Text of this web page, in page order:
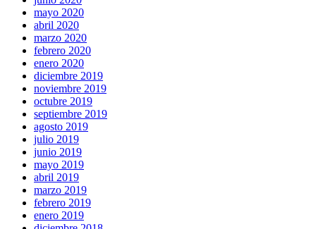
mayo 2020
abril 2020
marzo 2020
febrero 2020
enero 2020
diciembre 2019
noviembre 2019
octubre 2019
septiembre 2019
agosto 2019
julio 2019
junio 2019
mayo 2019
abril 2019
marzo 2019
febrero 2019
enero 2019